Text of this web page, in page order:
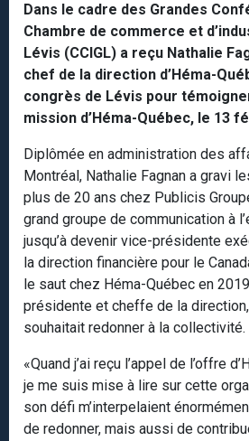
Dans le cadre des Grandes
Chambre de commerce et
Lévis (CCIGL) a reçu Nathalie
chef de la direction d’Héma-
congrès de Lévis pour
mission d’Héma-Québec, le 13
Diplômée en administration des
Montréal, Nathalie Fagnan a gravi
plus de 20 ans chez Publicis
grand groupe de communication à
jusqu’à devenir vice-présidente
la direction financière pour le
le saut chez Héma-Québec en
présidente et cheffe de la
souhaitait redonner à la collectivité.
«Quand j’ai reçu l’appel de l’offre
je me suis mise à lire sur cette
son défi m’interpelaient
de redonner, mais aussi de